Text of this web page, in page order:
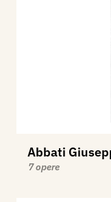
Abbati
7 opere